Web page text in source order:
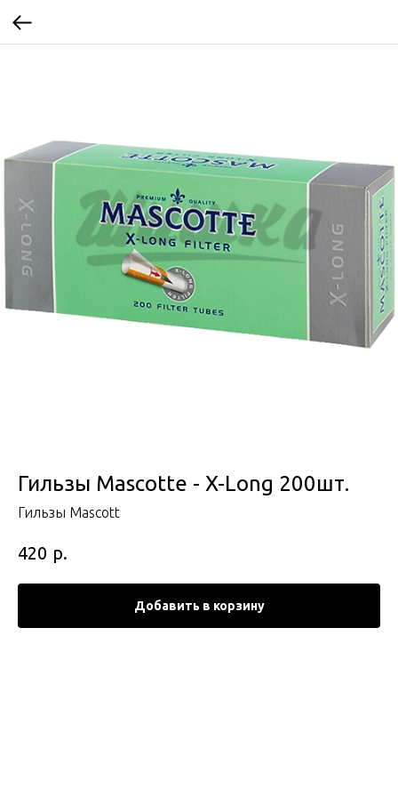
Гильзы Mascotte - X-Long 200шт.
Гильзы Mascott
420 р.
Добавить в корзину